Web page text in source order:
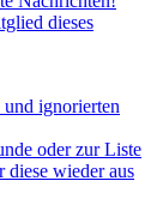
dieses
ignorierten
oder zur Liste
wieder aus